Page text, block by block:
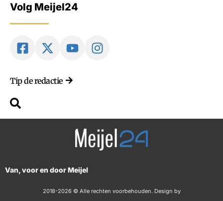
Volg Meijel24
Tip de redactie
Van, voor en door Meijel
2018-2026 © Alle rechten voorbehouden. Design by